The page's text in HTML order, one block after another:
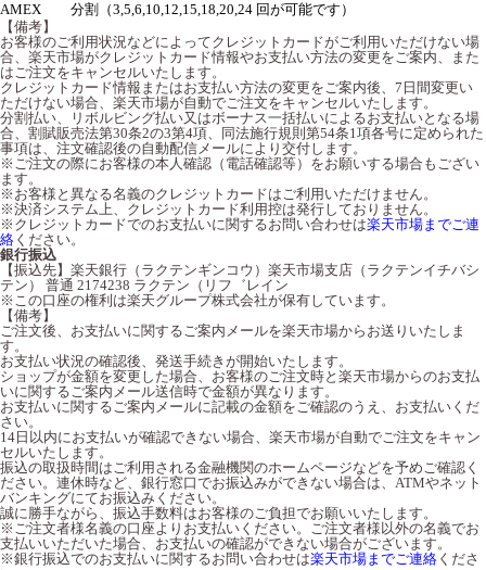
AMEX
分割（3,5,6,10,12,15,18,20,24 回が可能です）
【備考】
お客様のご利用状況などによってクレジットカードがご利用いただけない場
合、楽天市場がクレジットカード情報やお支払い方法の変更をご案内、また
はご注文をキャンセルいたします。
クレジットカード情報またはお支払い方法の変更をご案内後、7日間変更い
ただけない場合、楽天市場が自動でご注文をキャンセルいたします。
分割払い、リボルビング払い又はボーナス一括払いによるお支払いとなる場
合、割賦販売法第30条2の3第4項、同法施行規則第54条1項各号に定められた
事項は、注文確認後の自動配信メールにより交付します。
※ご注文の際にお客様の本人確認（電話確認等）をお願いする場合もござい
ます。
※お客様と異なる名義のクレジットカードはご利用いただけません。
※決済システム上、クレジットカード利用控は発行しておりません。
※クレジットカードでのお支払いに関するお問い合わせは楽天市場までご連
絡 ください。
銀行振込
【振込先】楽天銀行（ラクテンギンコウ）楽天市場支店（ラクテンイチバシ
テン） 普通 2174238 ラクテン（リフ゛レイン
※この口座の権利は楽天グループ株式会社が保有しています。
【備考】
ご注文後、お支払いに関するご案内メールを楽天市場からお送りいたしま
す。
お支払い状況の確認後、発送手続きが開始いたします。
ショップが金額を変更した場合、お客様のご注文時と楽天市場からのお支払
いに関するご案内メール送信時で金額が異なります。
お支払いに関するご案内メールに記載の金額をご確認のうえ、お支払いくだ
さい。
14日以内にお支払いが確認できない場合、楽天市場が自動でご注文をキャン
セルいたします。
振込の取扱時間はご利用される金融機関のホームページなどを予めご確認く
ださい。連休時など、銀行窓口でお振込みができない場合は、ATMやネット
バンキングにてお振込みください。
誠に勝手ながら、振込手数料はお客様のご負担でお願いいたします。
※ご注文者様名義の口座よりお支払いください。ご注文者様以外の名義でお
支払いいただいた場合、お支払いの確認ができない場合がございます。
※銀行振込でのお支払いに関するお問い合わせは楽天市場までご連絡 くださ